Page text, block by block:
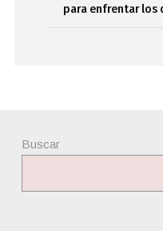
para enfrentar
Buscar